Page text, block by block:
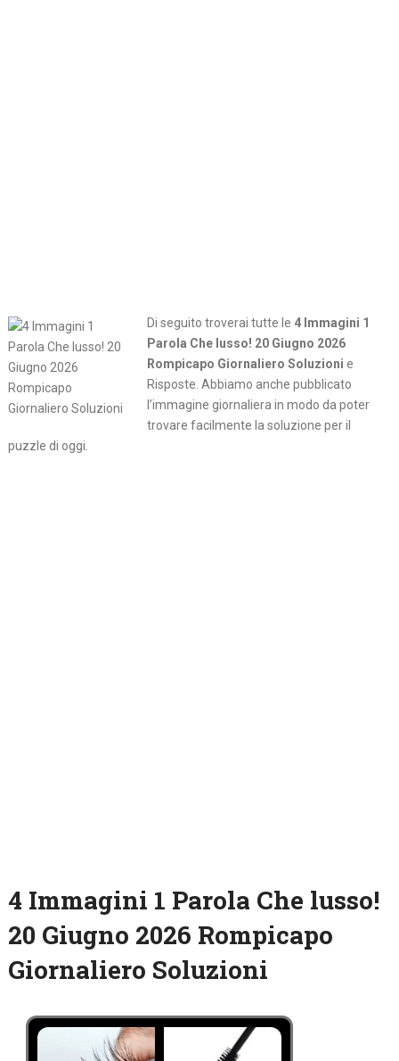
Di seguito troverai tutte le 4 Immagini 1
Parola Che lusso! 20 Giugno 2026
Rompicapo Giornaliero Soluzioni e
Risposte. Abbiamo anche pubblicato
l’immagine giornaliera in modo da poter
trovare facilmente la soluzione per il
puzzle di oggi.
4 Immagini 1 Parola Che lusso!
20 Giugno 2026 Rompicapo
Giornaliero Soluzioni